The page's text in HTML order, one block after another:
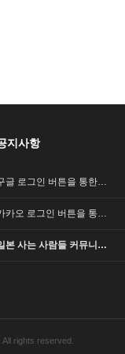
지사항
글 로그인 버튼을 통한…
카오 로그인 버튼을 통…
본 사는 사람들 커뮤니…
All rights reserved.